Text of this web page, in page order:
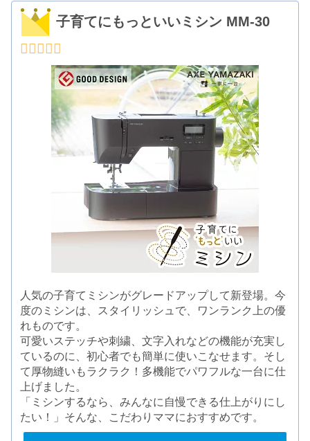
子育てにもっといいミシン MM-30
人気の子育てミシンがグレードアップして新登場。今
度のミシンは、スタイリッシュで、ワンランク上の優
れものです。
可愛いステッチや刺繍、文字入れなどの機能が充実し
ているのに、初心者でも簡単に使いこなせます。そし
て厚物縫いもラクラク！多機能でパワフルな一台に仕
上げました。
「ミシンするなら、みんなに自慢できる仕上がりにし
たい！」そんな、こだわりママにおすすめです。